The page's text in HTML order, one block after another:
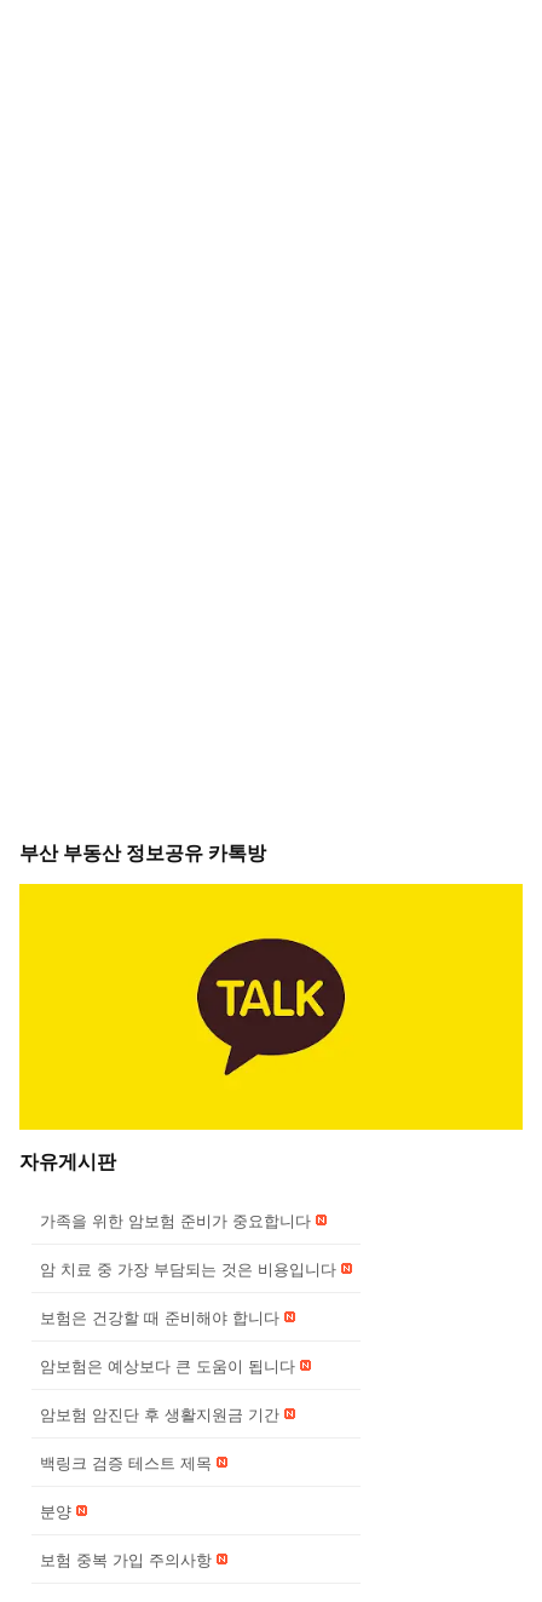
부산 부동산 정보공유 카톡방
자유게시판
가족을 위한 암보험 준비가 중요합니다
암 치료 중 가장 부담되는 것은 비용입니다
보험은 건강할 때 준비해야 합니다
암보험은 예상보다 큰 도움이 됩니다
암보험 암진단 후 생활지원금 기간
백링크 검증 테스트 제목
분양
보험 중복 가입 주의사항